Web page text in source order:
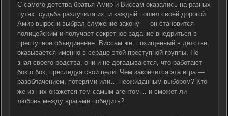
С самого детства братья Амир и Виссам оказались на разных
путях: судьба разлучила их, и каждый пошёл своей дорогой.
Амир вырос и выбрал служение закону — он становится
полицейским и получает секретное задание внедриться в
преступное объединение. Виссам же, похищенный в детстве,
оказывается именно в сердце этой преступной группы. Не
зная своего родства, они и не догадываются, что работают
бок о бок, преследуя свои цели. Чем закончится эта игра —
разоблачением, потерями или… неожиданным выбором? Кто
же из них окажется тем самым агентом… и сможет ли
любовь между врагами победить?